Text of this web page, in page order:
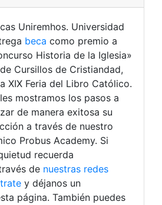
Uniremhos. Universidad
beca como premio a
Historia de la Iglesia»
Cursillos de Cristiandad,
XIX Feria del Libro Católico.
mostramos los pasos a
de manera exitosa su
a través de nuestro
Probus Academy. Si
recuerda
de nuestras redes
y déjanos un
página. También puedes